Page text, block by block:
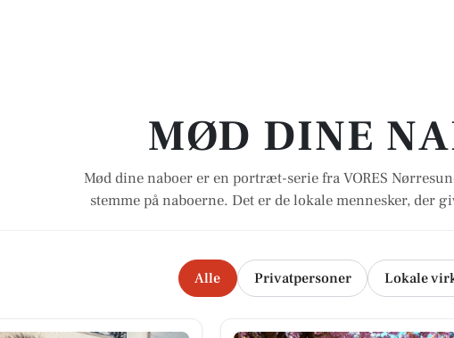
MØD DINE
Mød dine naboer er en portræt-serie fra VORES
stemme på naboerne. Det er de lokale mennesker, der
Alle Privatpersoner Lokale